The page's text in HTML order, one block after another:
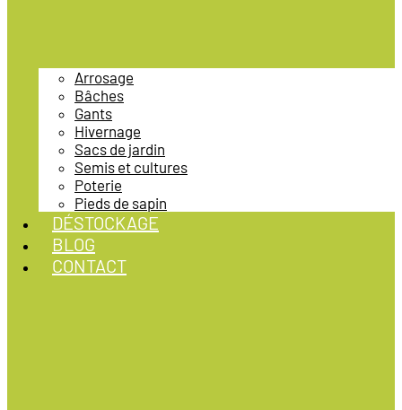
Arrosage
Bâches
Gants
Hivernage
Sacs de jardin
Semis et cultures
Poterie
Pieds de sapin
DÉSTOCKAGE
BLOG
CONTACT